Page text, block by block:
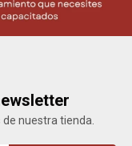
nuestra tienda.